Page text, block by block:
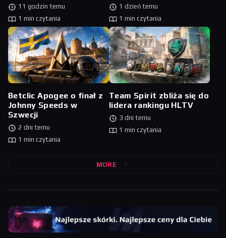
11 godzin temu
1 min czytania
1 dzień temu
1 min czytania
Betclic Apogee o finał z
Johnny Speeds w
Szwecji
2 dni temu
1 min czytania
Team Spirit zbliża się do
lidera rankingu HLTV
3 dni temu
1 min czytania
MORE